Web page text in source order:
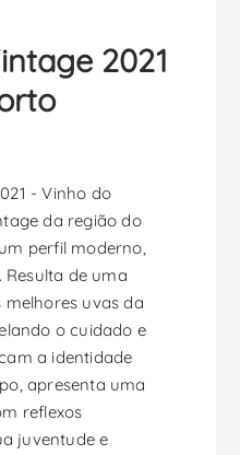
2021
- Vinho do
da região do
perfil moderno,
Resulta de uma
uvas da
o cuidado e
a identidade
apresenta uma
reflexos
juventude e